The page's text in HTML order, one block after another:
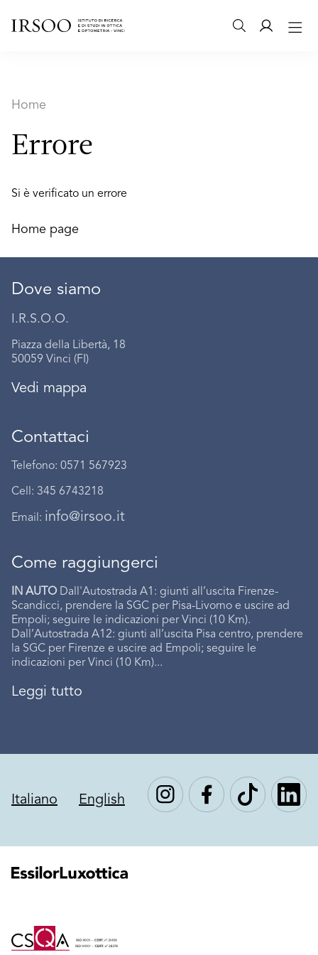
Home
Errore
Si è verificato un errore
Home page
Dove siamo
I.R.S.O.O.
Piazza della Libertà, 18
50059 Vinci (FI)
Vedi mappa
Contattaci
Telefono: 0571 567923
Cell: 345 6743218
Email: info@irsoo.it
Come raggiungerci
IN AUTODall'Autostrada A1: giunti all’uscita Firenze-
Scandicci, prendere la SGC per Pisa-Livorno e uscire ad
Empoli; seguire le indicazioni per Vinci (10 Km).
Dall’Autostrada A12: giunti all’uscita Pisa centro, prendere
la SGC per Firenze e uscire ad Empoli; seguire le
indicazioni per Vinci (10 Km)...
Leggi tutto
Italiano English